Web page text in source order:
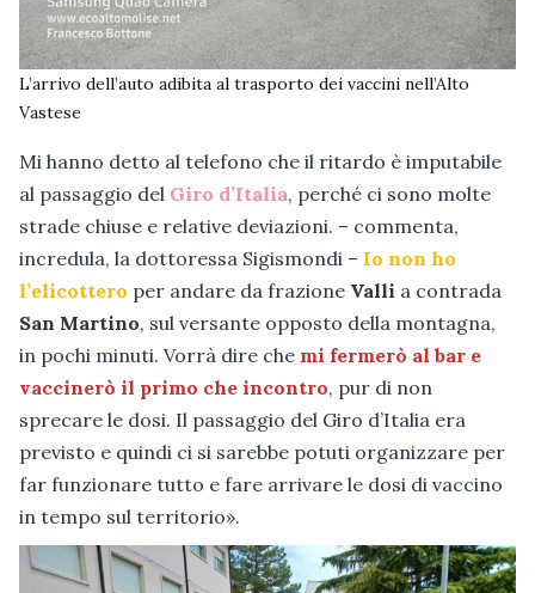
L’arrivo dell’auto adibita al trasporto dei vaccini nell’Alto
Vastese
Mi hanno detto al telefono che il ritardo è imputabile
al passaggio del Giro d’Italia, perché ci sono molte
strade chiuse e relative deviazioni. – commenta,
incredula, la dottoressa Sigismondi – Io non ho
l’elicottero per andare da frazione Valli a contrada
San Martino, sul versante opposto della montagna,
in pochi minuti. Vorrà dire che mi fermerò al bar e
vaccinerò il primo che incontro, pur di non
sprecare le dosi. Il passaggio del Giro d’Italia era
previsto e quindi ci si sarebbe potuti organizzare per
far funzionare tutto e fare arrivare le dosi di vaccino
in tempo sul territorio».